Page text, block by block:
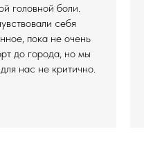
головной боли.
себя
пока не очень
до города, но мы
нас не критично.